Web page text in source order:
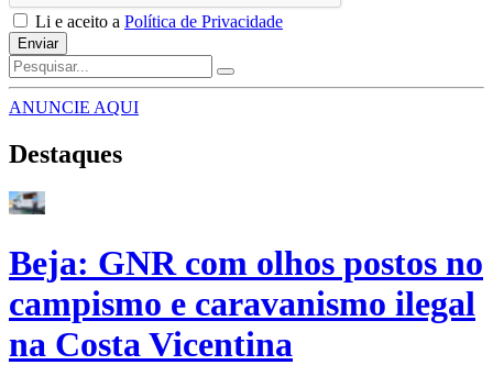
Li e aceito a Política de Privacidade
Enviar
ANUNCIE AQUI
Destaques
Beja: GNR com olhos postos no
campismo e caravanismo ilegal
na Costa Vicentina